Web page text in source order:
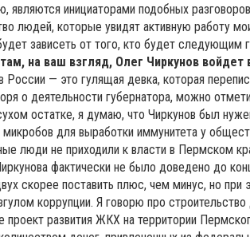
являются инициаторами подобных
людей, которые увидят активную работу
зависеть от того, кто будет следующим
на ваш взгляд, Олег Чиркунов
— это гулящая девка, которая
о деятельности губернатора, можно
остатке, я думаю, что Чиркунов был
микробов для выработки иммунитета у
люди не приходили к власти в Пермском
фактически не было доведено до
скорее поставить плюс, чем минус, но
коррупции. Я говорю про
развития ЖКХ на территории